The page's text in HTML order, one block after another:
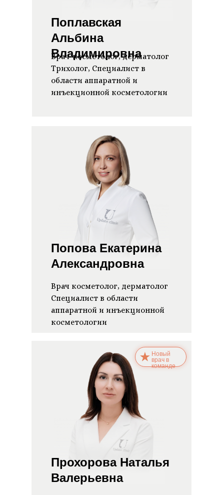
Попова Екатерина
Александровна
Врач косметолог, дерматолог
Специалист в области
аппаратной и инъекционной
косметологии
Прохорова Наталья
Валерьевна
Новый
врач в
команде
Поплавская
Альбина
Владимировна
Врач-косметолог, дерматолог
Трихолог, Специалист в
области аппаратной и
инъекционной косметологии